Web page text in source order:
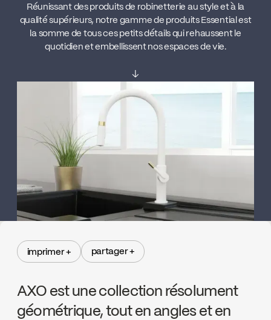
Réunissant des produits de robinetterie au style et à la
qualité supérieurs, notre gamme de produits Essential est
la somme de tous ces petits détails qui rehaussent le
quotidien et embellissent nos espaces de vie.
↓
imprimer + partager +
AXO est une collection résolument
géométrique, tout en angles et en